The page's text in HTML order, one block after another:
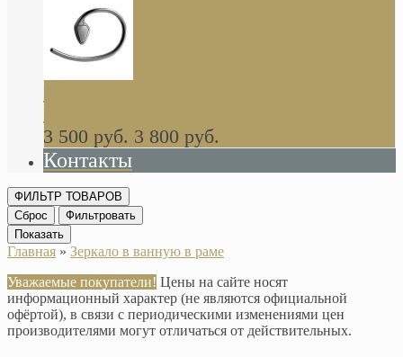
Khala Colombo аксессуары (серия) В
НАЛИЧИИ
3 500 руб. 3 800 руб.
Контакты
ФИЛЬТР ТОВАРОВ
Сброс
Фильтровать
Показать
Главная » Зеркало в ванную в раме
Уважаемые покупатели! Цены на сайте носят
информационный характер (не являются официальной
офёртой), в связи с периодическими изменениями цен
производителями могут отличаться от действительных.